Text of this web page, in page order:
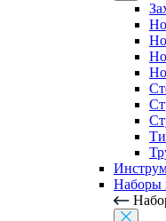
Наборы